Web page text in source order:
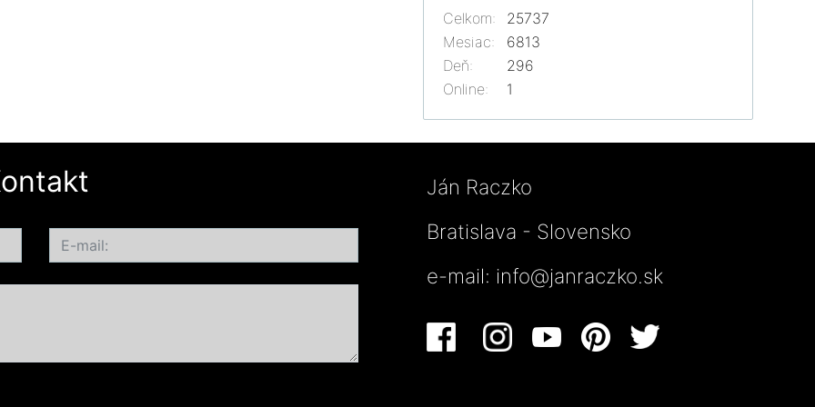
Online: 1
Celkom:
25737
Mesiac:
6813
Deň:
296
Ján Raczko
Bratislava - Slovensko
e-mail: info@janraczko.sk